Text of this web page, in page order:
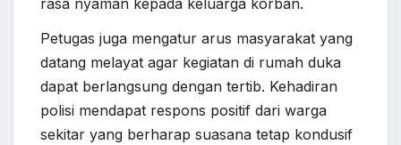
Petugas juga mengatur arus masyarakat yang
datang melayat agar kegiatan di rumah duka
dapat berlangsung dengan tertib. Kehadiran
polisi mendapat respons positif dari warga
sekitar yang berharap suasana tetap kondusif